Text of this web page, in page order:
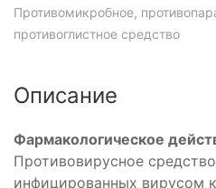
Противомикробное,
противоглистное средство
Описание
Фармакологическое
Противовирусное
инфицированных вирусом